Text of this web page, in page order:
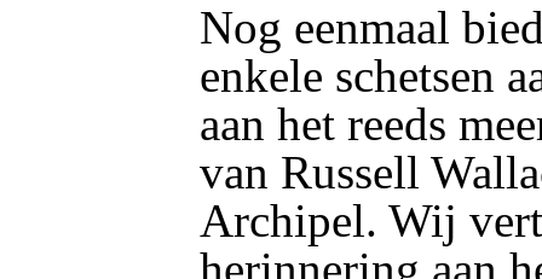
Nog eenmaal
enkele schetsen
aan het reeds
van Russell
Archipel. Wij